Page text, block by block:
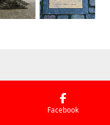
Facebook